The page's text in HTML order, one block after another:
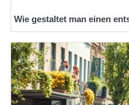
Wie gestaltet man einen